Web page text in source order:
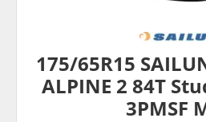
175/65R15
ALPINE 2 84T
3PMSF